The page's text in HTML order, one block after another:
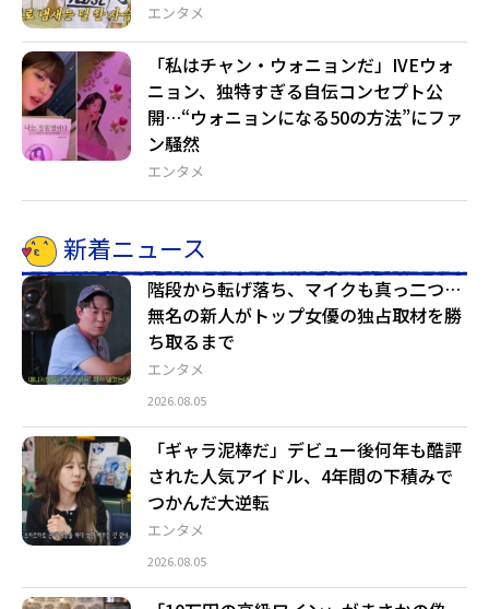
エンタメ
エンタメ
「私はチャン・ウォニョンだ」IVEウォ
ニョン、独特すぎる自伝コンセプト公
開…“ウォニョンになる50の方法”にファ
ン騒然
新着ニュース
エンタメ
階段から転げ落ち、マイクも真っ二つ…
無名の新人がトップ女優の独占取材を勝
ち取るまで
2026.08.05
エンタメ
「ギャラ泥棒だ」デビュー後何年も酷評
された人気アイドル、4年間の下積みで
つかんだ大逆転
2026.08.05